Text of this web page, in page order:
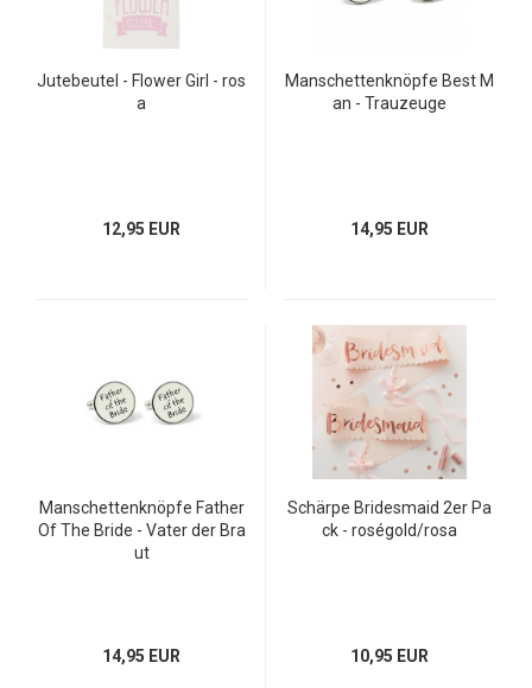
Jutebeutel - Flower Girl - ros
a
12,95 EUR
Manschettenknöpfe Best M
an - Trauzeuge
14,95 EUR
Manschettenknöpfe Father
Of The Bride - Vater der Bra
ut
14,95 EUR
Schärpe Bridesmaid 2er Pa
ck - roségold/rosa
10,95 EUR